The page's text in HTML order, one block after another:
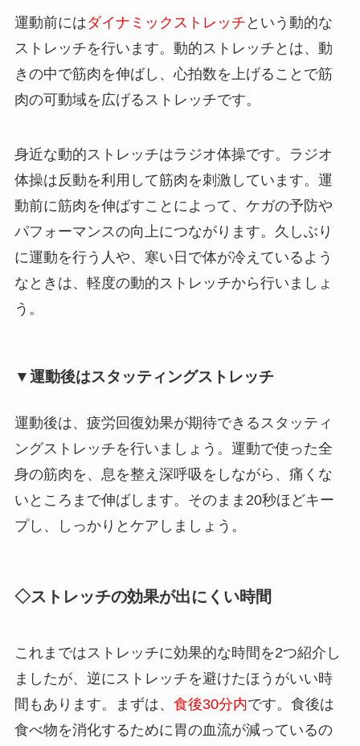
運動前にはダイナミックストレッチ という動的な
ストレッチを行います。動的ストレッチとは、動
きの中で筋肉を伸ばし、心拍数を上げることで筋
肉の可動域を広げるストレッチです。
身近な動的ストレッチはラジオ体操です。ラジオ
体操は反動を利用して筋肉を刺激しています。運
動前に筋肉を伸ばすことによって、ケガの予防や
パフォーマンスの向上につながります。久しぶり
に運動を行う人や、寒い日で体が冷えているよう
なときは、軽度の動的ストレッチから行いましょ
う。
▼運動後はスタッティングストレッチ
運動後は、疲労回復効果が期待できるスタッティ
ングストレッチを行いましょう。運動で使った全
身の筋肉を、息を整え深呼吸をしながら、痛くな
いところまで伸ばします。そのまま20秒ほどキー
プし、しっかりとケアしましょう。
◇ストレッチの効果が出にくい時間
これまではストレッチに効果的な時間を2つ紹介し
ましたが、逆にストレッチを避けたほうがいい時
間もあります。まずは、 食後30分内です。食後は
食べ物を消化するために胃の血流が減っているの